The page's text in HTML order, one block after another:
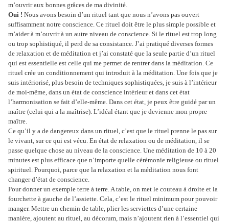
m’ouvrir aux bonnes grâces de ma divinité.
Oui ! Nous avons besoin d’un rituel tant que nous n’avons pas ouvert
suffisamment notre conscience. Ce rituel doit être le plus simple possible et
m’aider à m’ouvrir à un autre niveau de conscience. Si le rituel est trop long
ou trop sophistiqué, il perd de sa consistance. J’ai pratiqué diverses formes
de relaxation et de méditation et j’ai constaté que la seule partie d’un rituel
qui est essentielle est celle qui me permet de rentrer dans la méditation. Ce
rituel crée un conditionnement qui introduit à la méditation. Une fois que je
suis intériorisé, plus besoin de techniques sophistiquées, je suis à l’intérieur
de moi-même, dans un état de conscience intérieur et dans cet état
l’harmonisation se fait d’elle-même. Dans cet état, je peux être guidé par un
maître (celui qui a la maîtrise). L’idéal étant que je devienne mon propre
maître.
Ce qu’il y a de dangereux dans un rituel, c’est que le rituel prenne le pas sur
le vivant, sur ce qui est vécu. En état de relaxation ou de méditation, il se
passe quelque chose au niveau de la conscience. Une méditation de 10 à 20
minutes est plus efficace que n’importe quelle cérémonie religieuse ou rituel
spirituel. Pourquoi, parce que la relaxation et la méditation nous font
changer d’état de conscience.
Pour donner un exemple terre à terre. A table, on met le couteau à droite et la
fourchette à gauche de l’assiette. Cela, c’est le rituel minimum pour pouvoir
manger. Mettre un chemin de table, plier les serviettes d’une certaine
manière, ajoutent au rituel, au décorum, mais n’ajoutent rien à l’essentiel qui